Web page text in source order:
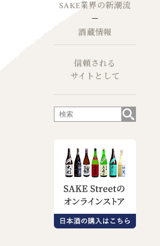
SAKE業界の新潮流
酒蔵情報
信頼される
サイトとして